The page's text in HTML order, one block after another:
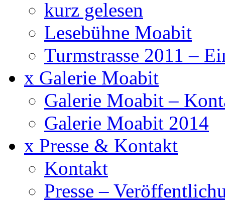
kurz gelesen
Lesebühne Moabit
Turmstrasse 2011 –
x Galerie Moabit
Galerie Moabit –
Galerie Moabit 2014
x Presse & Kontakt
Kontakt
Presse –